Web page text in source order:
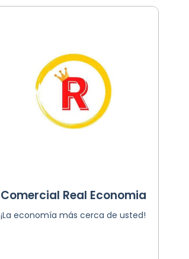
Comercial Real Economia
¡La economía más cerca de usted!